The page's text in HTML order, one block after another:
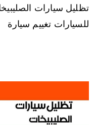
للسيارات تغييم سيارة